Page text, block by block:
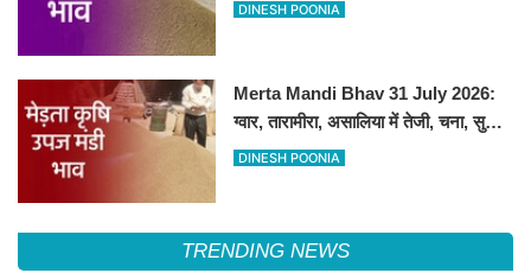
DINESH POONIA
Merta Mandi Bhav 31 July 2026:
ग्वार, तारामीरा, असालिया में तेजी, चना, सुवा,
रायड़ा मंदे बिके
DINESH POONIA
TRENDING NEWS